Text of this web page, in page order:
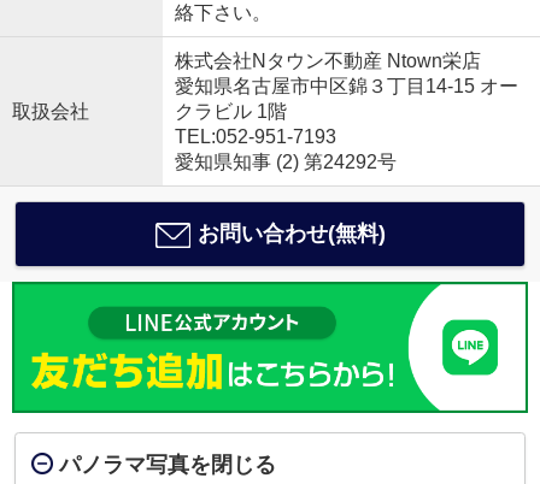
絡下さい。
取扱会社
株式会社Nタウン不動産 Ntown栄店
愛知県名古屋市中区錦３丁目14-15 オー
クラビル 1階
TEL:052-951-7193
愛知県知事 (2) 第24292号
お問い合わせ(無料)
パノラマ写真を閉じる